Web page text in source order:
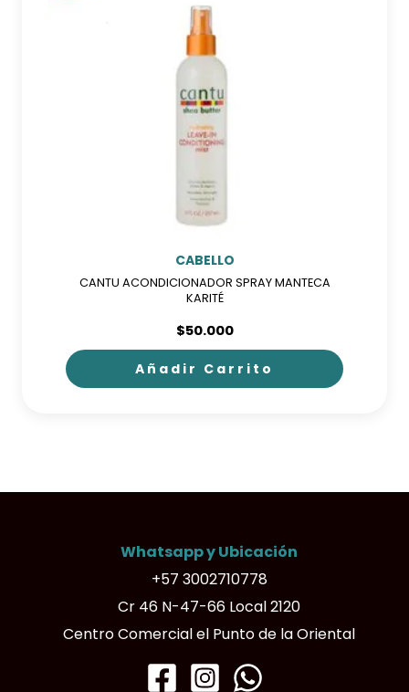
CABELLO
CANTU ACONDICIONADOR SPRAY MANTECA
KARITÉ
$50.000
Añadir Carrito
Whatsapp y Ubicación
+57 3002710778
Cr 46 N-47-66 Local 2120
Centro Comercial el Punto de la Oriental